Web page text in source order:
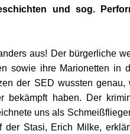
und sog.
aus! Der bürgerliche
sowieihre Marionetten in
der SED wussten genau,
bekämpft haben.
Der
uns als
der Stasi, Erich Milke,